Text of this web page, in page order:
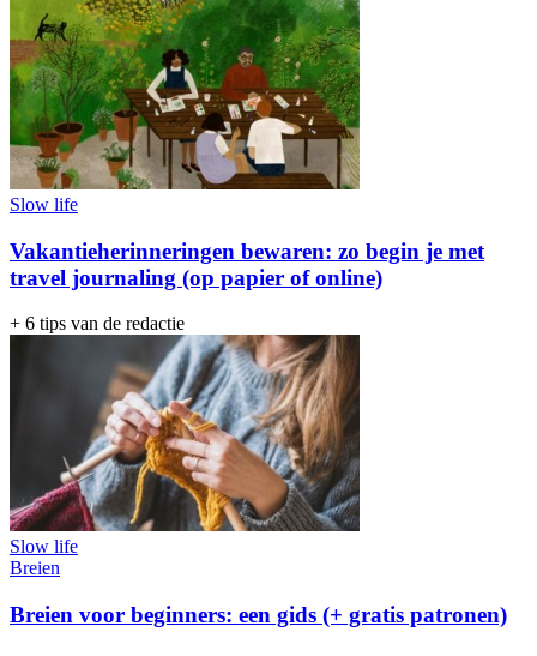
Slow life
Vakantieherinneringen bewaren: zo begin je met
travel journaling (op papier of online)
+ 6 tips van de redactie
Slow life
Breien
Breien voor beginners: een gids (+ gratis patronen)